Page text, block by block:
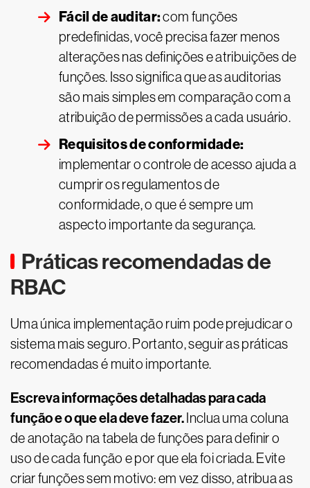
Fácil de auditar:com funções
predefinidas, você precisa fazer menos
alterações nas definições e atribuições de
funções. Isso significa que as auditorias
são mais simples em comparação com a
atribuição de permissões a cada usuário.
Requisitos de conformidade:
implementar o controle de acesso ajuda a
cumprir os regulamentos de
conformidade, o que é sempre um
aspecto importante da segurança.
Práticas recomendadas de
RBAC
Uma única implementação ruim pode prejudicar o
sistema mais seguro. Portanto, seguir as práticas
recomendadas é muito importante.
Escreva informações detalhadas para cada
função e o que ela deve fazer. Inclua uma coluna
de anotação na tabela de funções para definir o
uso de cada função e por que ela foi criada. Evite
criar funções sem motivo: em vez disso, atribua as